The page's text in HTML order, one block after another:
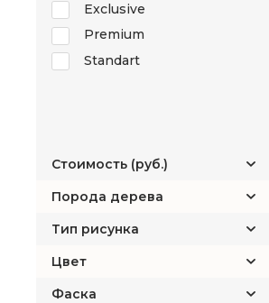
Exclusive
Premium
Standart
Стоимость (руб.)
Порода дерева
Тип рисунка
Цвет
Фаска